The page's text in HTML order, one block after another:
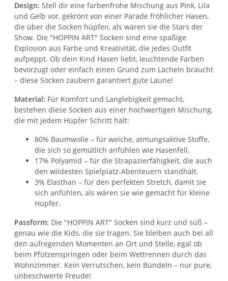
Design: Stell dir eine farbenfrohe Mischung aus Pink, Lila
und Gelb vor, gekrönt von einer Parade fröhlicher Hasen,
die über die Socken hüpfen, als wären sie die Stars der
Show. Die "HOPPIN ART" Socken sind eine spaßige
Explosion aus Farbe und Kreativität, die jedes Outfit
aufpeppt. Ob dein Kind Hasen liebt, leuchtende Farben
bevorzugt oder einfach einen Grund zum Lächeln braucht
– diese Socken zaubern garantiert gute Laune!
Material: Für Komfort und Langlebigkeit gemacht,
bestehen diese Socken aus einer hochwertigen Mischung,
die mit jedem Hüpfer Schritt hält:
80% Baumwolle – für weiche, atmungsaktive Stoffe,
die sich so gemütlich anfühlen wie Hasenfell.
17% Polyamid – für die Strapazierfähigkeit, die auch
den wildesten Spielplatz-Abenteuern standhält.
3% Elasthan – für den perfekten Stretch, damit sie
sich anfühlen, als wären sie wie gemacht für kleine
Hüpfer.
Passform: Die "HOPPIN ART" Socken sind kurz und süß –
genau wie die Kids, die sie tragen. Sie bleiben auch bei all
den aufregenden Momenten an Ort und Stelle, egal ob
beim Pfützenspringen oder beim Wettrennen durch das
Wohnzimmer. Kein Verrutschen, kein Bündeln – nur pure,
unbeschwerte Freude!